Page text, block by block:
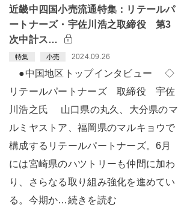
近畿中四国小売流通特集：リテールパ
ートナーズ・宇佐川浩之取締役 第3
次中計ス…
特集 小売 2024.09.26
●中国地区トップインタビュー ◇
リテールパートナーズ 取締役 宇佐
川浩之氏 山口県の丸久、大分県のマ
ルミヤストア、福岡県のマルキョウで
構成するリテールパートナーズ。6月
には宮崎県のハツトリーも仲間に加わ
り、さらなる取り組み強化を進めてい
る。今期か…続きを読む